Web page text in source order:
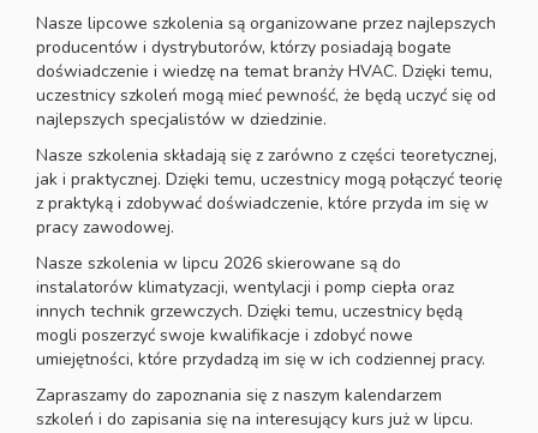
Nasze lipcowe szkolenia są organizowane przez najlepszych
producentów i dystrybutorów, którzy posiadają bogate
doświadczenie i wiedzę na temat branży HVAC. Dzięki temu,
uczestnicy szkoleń mogą mieć pewność, że będą uczyć się od
najlepszych specjalistów w dziedzinie.
Nasze szkolenia składają się z zarówno z części teoretycznej,
jak i praktycznej. Dzięki temu, uczestnicy mogą połączyć teorię
z praktyką i zdobywać doświadczenie, które przyda im się w
pracy zawodowej.
Nasze szkolenia w lipcu 2026 skierowane są do
instalatorów klimatyzacji, wentylacji i pomp ciepła oraz
innych technik grzewczych. Dzięki temu, uczestnicy będą
mogli poszerzyć swoje kwalifikacje i zdobyć nowe
umiejętności, które przydadzą im się w ich codziennej pracy.
Zapraszamy do zapoznania się z naszym kalendarzem
szkoleń i do zapisania się na interesujący kurs już w lipcu.